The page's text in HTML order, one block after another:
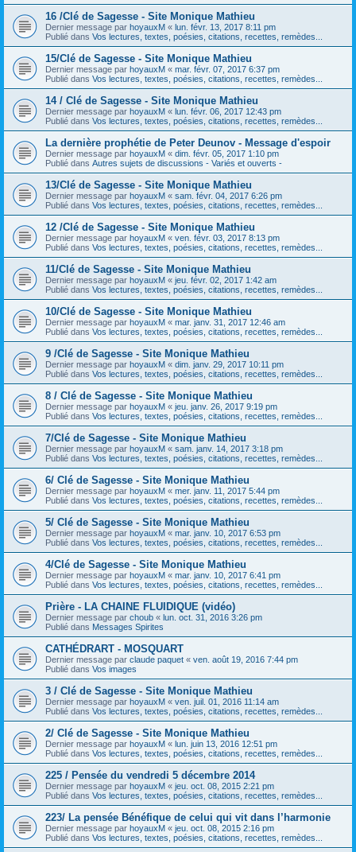
16 /Clé de Sagesse - Site Monique Mathieu
Dernier message par hoyauxM « lun. févr. 13, 2017 8:11 pm
Publié dans Vos lectures, textes, poésies, citations, recettes, remèdes...
15/Clé de Sagesse - Site Monique Mathieu
Dernier message par hoyauxM « mar. févr. 07, 2017 6:37 pm
Publié dans Vos lectures, textes, poésies, citations, recettes, remèdes...
14 / Clé de Sagesse - Site Monique Mathieu
Dernier message par hoyauxM « lun. févr. 06, 2017 12:43 pm
Publié dans Vos lectures, textes, poésies, citations, recettes, remèdes...
La dernière prophétie de Peter Deunov - Message d'espoir
Dernier message par hoyauxM « dim. févr. 05, 2017 1:10 pm
Publié dans Autres sujets de discussions - Variés et ouverts -
13/Clé de Sagesse - Site Monique Mathieu
Dernier message par hoyauxM « sam. févr. 04, 2017 6:26 pm
Publié dans Vos lectures, textes, poésies, citations, recettes, remèdes...
12 /Clé de Sagesse - Site Monique Mathieu
Dernier message par hoyauxM « ven. févr. 03, 2017 8:13 pm
Publié dans Vos lectures, textes, poésies, citations, recettes, remèdes...
11/Clé de Sagesse - Site Monique Mathieu
Dernier message par hoyauxM « jeu. févr. 02, 2017 1:42 am
Publié dans Vos lectures, textes, poésies, citations, recettes, remèdes...
10/Clé de Sagesse - Site Monique Mathieu
Dernier message par hoyauxM « mar. janv. 31, 2017 12:46 am
Publié dans Vos lectures, textes, poésies, citations, recettes, remèdes...
9 /Clé de Sagesse - Site Monique Mathieu
Dernier message par hoyauxM « dim. janv. 29, 2017 10:11 pm
Publié dans Vos lectures, textes, poésies, citations, recettes, remèdes...
8 / Clé de Sagesse - Site Monique Mathieu
Dernier message par hoyauxM « jeu. janv. 26, 2017 9:19 pm
Publié dans Vos lectures, textes, poésies, citations, recettes, remèdes...
7/Clé de Sagesse - Site Monique Mathieu
Dernier message par hoyauxM « sam. janv. 14, 2017 3:18 pm
Publié dans Vos lectures, textes, poésies, citations, recettes, remèdes...
6/ Clé de Sagesse - Site Monique Mathieu
Dernier message par hoyauxM « mer. janv. 11, 2017 5:44 pm
Publié dans Vos lectures, textes, poésies, citations, recettes, remèdes...
5/ Clé de Sagesse - Site Monique Mathieu
Dernier message par hoyauxM « mar. janv. 10, 2017 6:53 pm
Publié dans Vos lectures, textes, poésies, citations, recettes, remèdes...
4/Clé de Sagesse - Site Monique Mathieu
Dernier message par hoyauxM « mar. janv. 10, 2017 6:41 pm
Publié dans Vos lectures, textes, poésies, citations, recettes, remèdes...
Prière - LA CHAINE FLUIDIQUE (vidéo)
Dernier message par choub « lun. oct. 31, 2016 3:26 pm
Publié dans Messages Spirites
CATHÉDRART - MOSQUART
Dernier message par claude paquet « ven. août 19, 2016 7:44 pm
Publié dans Vos images
3 / Clé de Sagesse - Site Monique Mathieu
Dernier message par hoyauxM « ven. juil. 01, 2016 11:14 am
Publié dans Vos lectures, textes, poésies, citations, recettes, remèdes...
2/ Clé de Sagesse - Site Monique Mathieu
Dernier message par hoyauxM « lun. juin 13, 2016 12:51 pm
Publié dans Vos lectures, textes, poésies, citations, recettes, remèdes...
225 / Pensée du vendredi 5 décembre 2014
Dernier message par hoyauxM « jeu. oct. 08, 2015 2:21 pm
Publié dans Vos lectures, textes, poésies, citations, recettes, remèdes...
223/ La pensée Bénéfique de celui qui vit dans l’harmonie
Dernier message par hoyauxM « jeu. oct. 08, 2015 2:16 pm
Publié dans Vos lectures, textes, poésies, citations, recettes, remèdes...